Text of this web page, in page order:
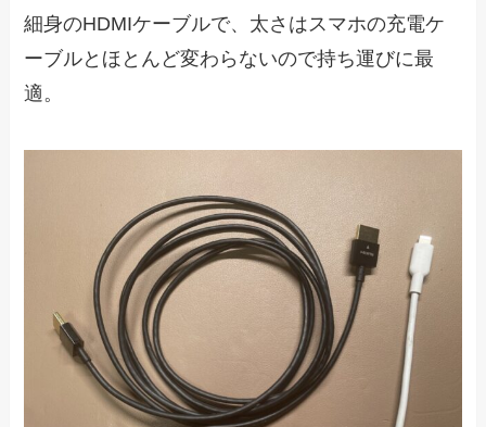
細身のHDMIケーブルで、太さはスマホの充電ケ
ーブルとほとんど変わらないので持ち運びに最
適。